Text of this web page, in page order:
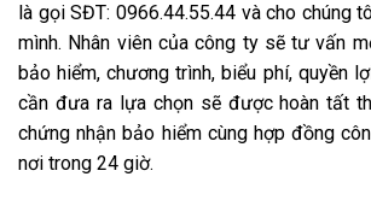
là gọi SĐT: 0966.44.55.44 và cho chúng
mình. Nhân viên của công ty sẽ tư vấn
bảo hiểm, chương trình, biểu phí, quyền
cần đưa ra lựa chọn sẽ được hoàn tất
chứng nhận bảo hiểm cùng hợp đồng
nơi trong 24 giờ.